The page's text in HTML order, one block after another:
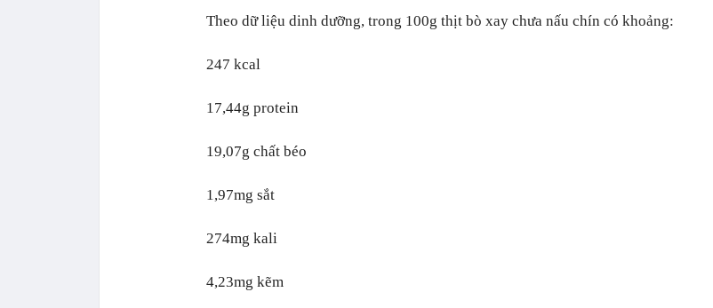
Theo dữ liệu dinh dưỡng, trong 100g thịt bò xay chưa nấu chín có khoảng:
247 kcal
17,44g protein
19,07g chất béo
1,97mg sắt
274mg kali
4,23mg kẽm